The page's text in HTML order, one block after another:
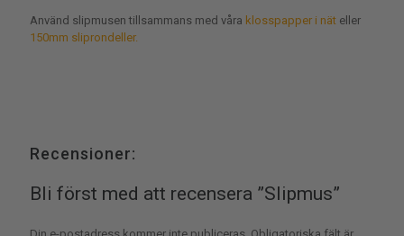
Använd slipmusen tillsammans med våra klosspapper i nät eller
150mm sliprondeller.
Recensioner:
Bli först med att recensera ”Slipmus”
Din e-postadress kommer inte publiceras. Obligatoriska fält är